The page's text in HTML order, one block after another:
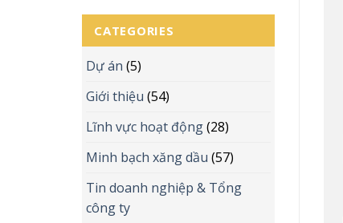
CATEGORIES
Dự án (5)
Giới thiệu (54)
Lĩnh vực hoạt động(28)
Minh bạch xăng dầu (57)
Tin doanh nghiệp & Tổng
công ty